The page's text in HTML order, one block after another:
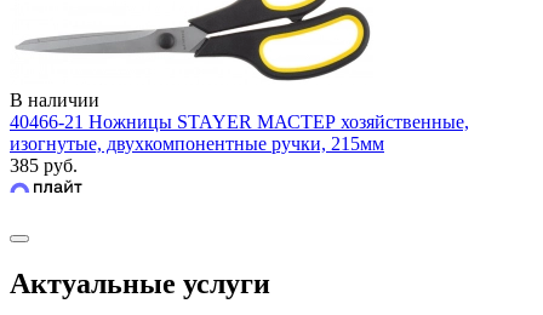
В наличии
40466-21 Ножницы STAYER МАСТЕР хозяйственные,
изогнутые, двухкомпонентные ручки, 215мм
385 руб.
Актуальные услуги